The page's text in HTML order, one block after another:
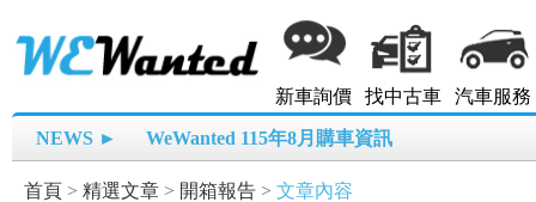
新車詢價 找中古車 汽車服務
NEWS ► WeWanted 115年8月購車資訊
首頁 > 精選文章 > 開箱報告 > 文章內容